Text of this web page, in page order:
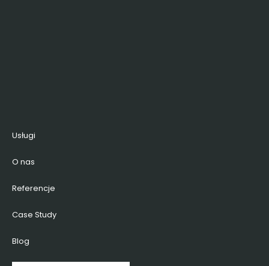
Usługi
O nas
Referencje
Case Study
Blog